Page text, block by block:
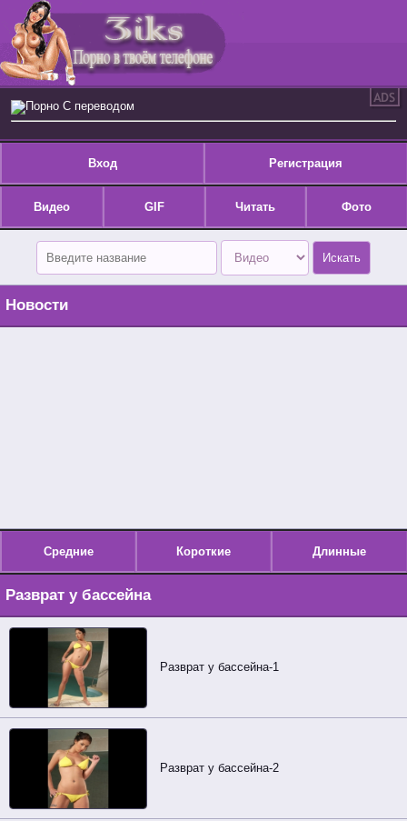
Порно С переводом
Вход Регистрация
Видео GIF Читать Фото
Новости
Средние Короткие Длинные
Разврат у бассейна
Разврат у бассейна-1
Разврат у бассейна-2